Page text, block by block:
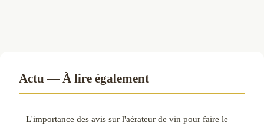
Actu — À lire également
L'importance des avis sur l'aérateur de vin pour faire le